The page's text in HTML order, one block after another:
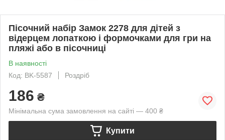
Пісочний набір Замок 2278 для дітей з
відерцем лопаткою і формочками для гри на
пляжі або в пісочниці
В наявності
Код: BK-5587
Роздріб
186 ₴
Мінімальна сума замовлення на сайті — 400 ₴
Купити